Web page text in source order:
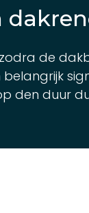
de
den duur